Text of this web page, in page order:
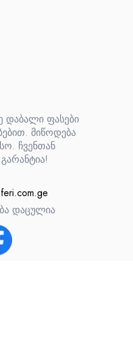
დაბალი ფასები
მიწოდება
ჩვენთან
დაცულია